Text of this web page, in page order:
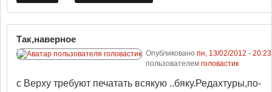
Так,наверное
Опубликовано пн, 13/02/2012 - 20:23
пользователем головастик
с Верху требуют печатать всякую ..бяку.Редахтуры,по-